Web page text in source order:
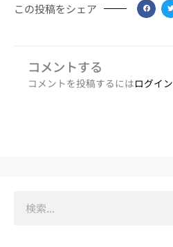
この投稿をシェア
コメントする
コメントを投稿するにはログイン